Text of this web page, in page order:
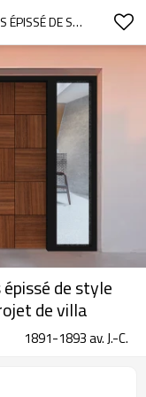
PORTE DOUBLE EN PLACAGE DE BOIS ÉPISSÉ DE STYLE HAUT DE GAMME FRANÇAIS POUR PROJET DE VILLA
de style
de villa
1891-1893 av. J.-C.